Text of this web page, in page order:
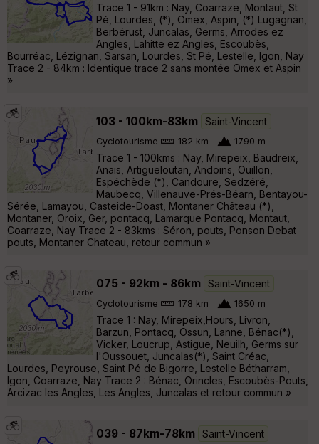
Trace 1 - 91km : Nay, Coarraze, Montaut, St
Pé, Lourdes, (*), Omex, Aspin, (*) Lugagnan,
Berbérust, Juncalas, Germs, Arrodes ez
Angles, Lahitte ez Angles, Escoubès,
Bourréac, Lézignan, Sarsan, Lourdes, St Pé, Lestelle, Igon, Nay
Trace 2 - 84km : Identique trace 2 sans montée Omex et Aspin
»
103 - 100km-83km Saint-Vincent
Cyclotourisme 182 km 1790 m
Trace 1 - 100kms : Nay, Mirepeix, Baudreix,
Anais, Artigueloutan, Andoins, Ouillon,
Espéchède (*), Candoure, Sedzéré,
Maubecq, Villenauve-Prés-Béarn, Bentayou-
Sérée, Lamayou, Casteide-Doast, Montaner Château (*),
Montaner, Oroix, Ger, pontacq, Lamarque Pontacq, Montaut,
Coarraze, Nay Trace 2 - 83kms : Séron, pouts, Ponson Debat
pouts, Montaner Chateau, retour commun »
075 - 92km - 86km Saint-Vincent
Cyclotourisme 178 km 1650 m
Trace 1 : Nay, Mirepeix,Hours, Livron,
Barzun, Pontacq, Ossun, Lanne, Bénac(*),
Vicker, Loucrup, Astigue, Neuilh, Germs sur
l'Oussouet, Juncalas(*), Saint Créac,
Lourdes, Peyrouse, Saint Pé de Bigorre, Lestelle Bétharram,
Igon, Coarraze, Nay Trace 2 : Bénac, Orincles, Escoubès-Pouts,
Arcizac les Angles, Les Angles, Juncalas et retour commun »
039 - 87km-78km Saint-Vincent